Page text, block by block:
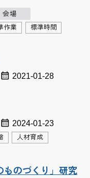
会場
作業 標準時間
2021-01-28
2024-01-23
人材育成
ものづくり」研究